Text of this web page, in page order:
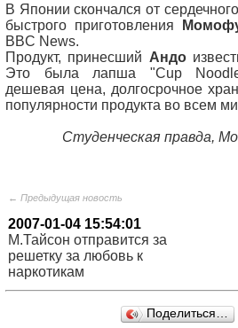
В Японии скончался от
быстрого приготовления
BBC News.
Продукт, принесший Андо
Это была лапша "Cup
дешевая цена, долгосрочное
популярности продукта во всем
Студенческая правда,
← Предыдущая новость
2007-01-04 15:54:01
М.Тайсон отправится за
решетку за любовь к
наркотикам
Поделиться…